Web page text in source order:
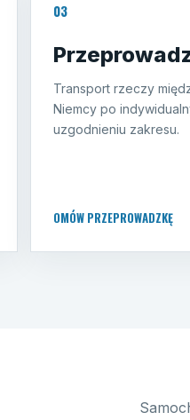
03
Transport rzeczy
Niemcy po
uzgodnieniu zakresu.
OMÓW PRZEPROWADZKĘ